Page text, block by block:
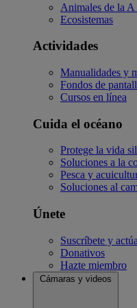
Animales de la A
Ecosistemas
Actividades
Manualidades y
Fondos de
Cursos en línea
Cuida el océano
Protege la vida
Soluciones a la
Pesca y
Soluciones al
Únete
Suscríbete y
Donativos
Hazte miembro
Cámaras y videos